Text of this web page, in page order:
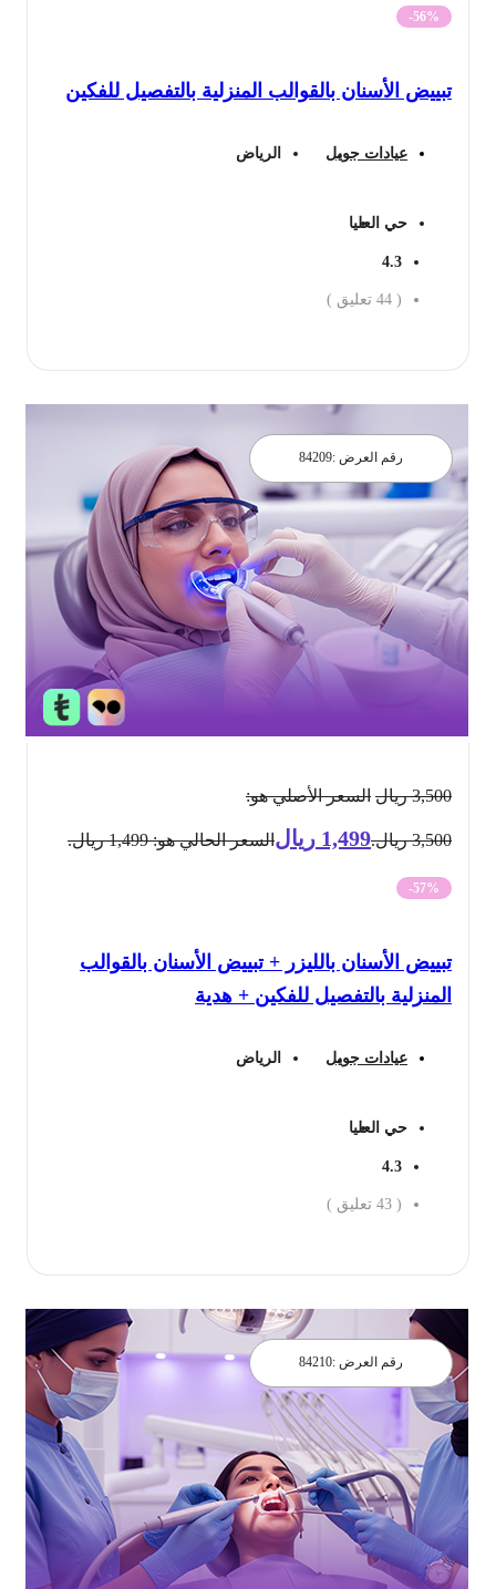
-56%
تبييض الأسنان بالقوالب المنزلية بالتفصيل للفكين
عيادات جويل الرياض
حي العليا
4.3
44 تعليق )
رقم العرض : 84209
3,500 ريال السعر الأصلي هو:
3,500 ريال. 1,499 ريالالسعر الحالي هو: 1,499 ريال.
-57%
تبييض الأسنان بالليزر + تبييض الأسنان بالقوالب
المنزلية بالتفصيل للفكين + هدية
عيادات جويل الرياض
حي العليا
4.3
43 تعليق )
رقم العرض : 84210